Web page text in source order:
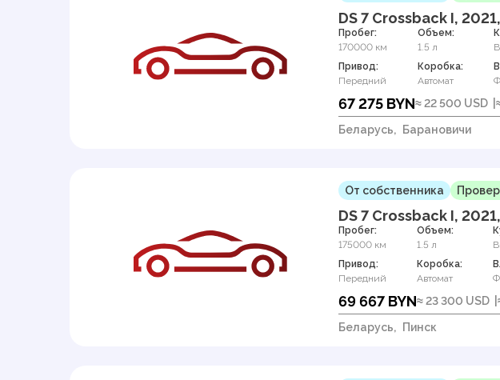
DS 7 Crossback I,
Пробег:
170000 км
Объем:
1.5 л
Привод:
Передний
Коробка:
Автомат
67 275 BYN≈ 22 500 USD
Беларусь, Барановичи
От собственника
DS 7 Crossback I,
Пробег:
175000 км
Объем:
1.5 л
Привод:
Передний
Коробка:
Автомат
69 667 BYN≈ 23 300 USD
Беларусь, Пинск